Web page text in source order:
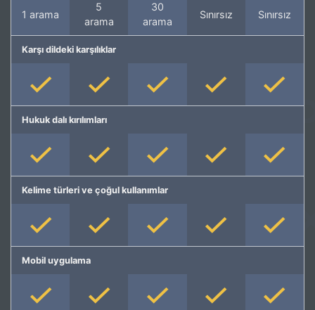
1 arama
5
arama
30
arama
Sınırsız Sınırsız
Karşı dildeki karşılıklar
Hukuk dalı kırılımları
Kelime türleri ve çoğul kullanımlar
Mobil uygulama